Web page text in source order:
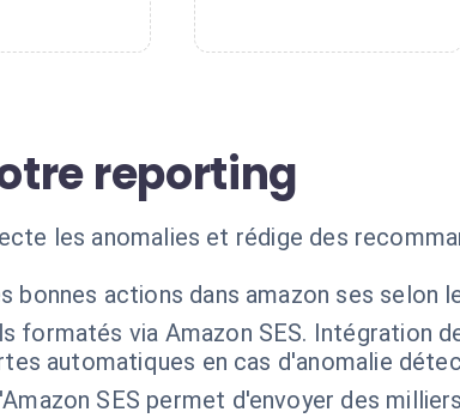
reporting
les anomalies et rédige des
bonnes actions dans amazon ses selon
formatés via Amazon SES. Intégration
automatiques en cas d'anomalie
SES permet d'envoyer des